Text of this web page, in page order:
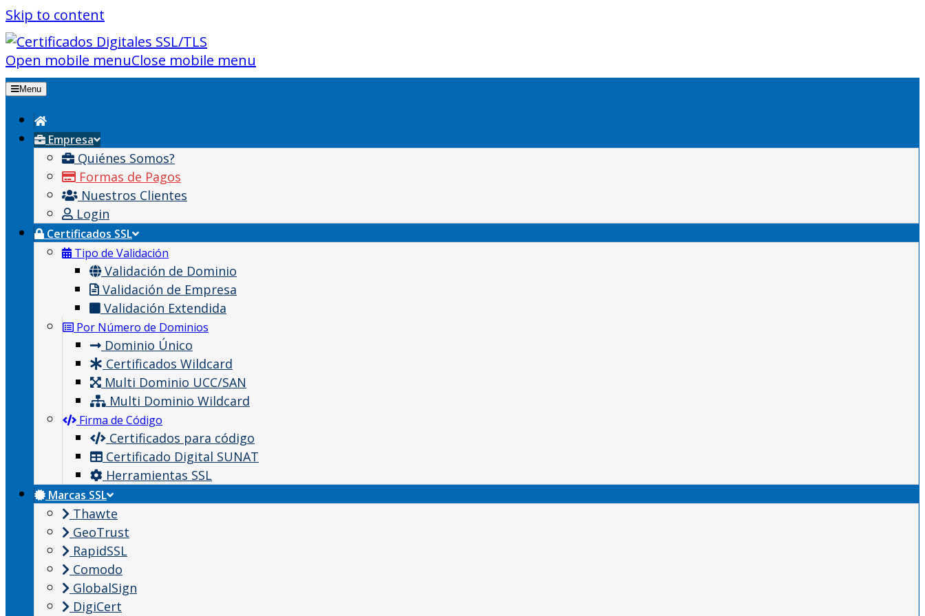
Skip to content
Open mobile menuClose mobile menu
Menu
Empresa
Quiénes Somos?
Formas de Pagos
Nuestros Clientes
Login
Certificados SSL
Tipo de Validación
Validación de Dominio
Validación de Empresa
Validación Extendida
Por Número de Dominios
Dominio Único
Certificados Wildcard
Multi Dominio UCC/SAN
Multi Dominio Wildcard
Firma de Código
Certificados para código
Certificado Digital SUNAT
Herramientas SSL
Marcas SSL
Thawte
GeoTrust
RapidSSL
Comodo
GlobalSign
DigiCert